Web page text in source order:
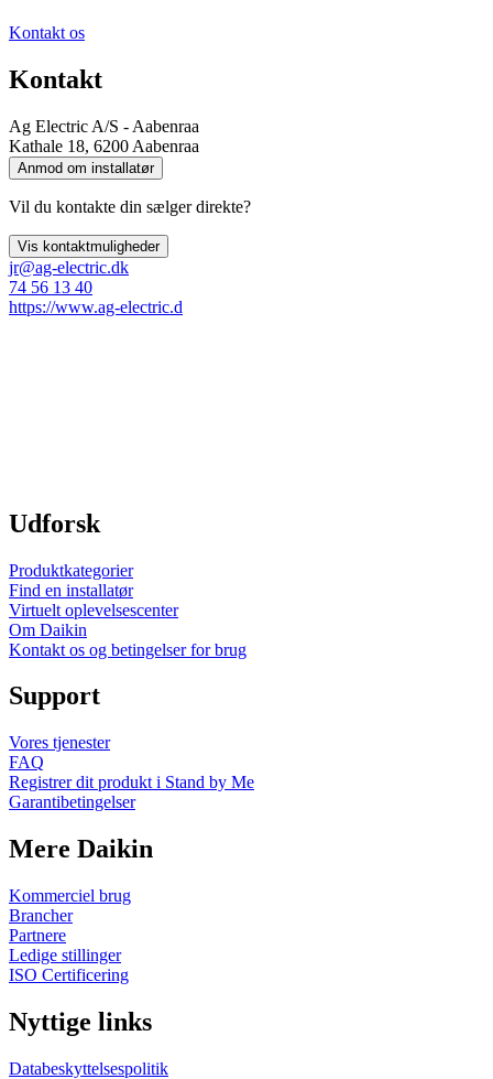
Kontakt os
Kontakt
Ag Electric A/S - Aabenraa
Kathale 18, 6200 Aabenraa
Anmod om installatør
Vil du kontakte din sælger direkte?
Vis kontaktmuligheder
jr@ag-electric.dk
74 56 13 40
https://www.ag-electric.d
Udforsk
Produktkategorier
Find en installatør
Virtuelt oplevelsescenter
Om Daikin
Kontakt os og betingelser for brug
Support
Vores tjenester
FAQ
Registrer dit produkt i Stand by Me
Garantibetingelser
Mere Daikin
Kommerciel brug
Brancher
Partnere
Ledige stillinger
ISO Certificering
Nyttige links
Databeskyttelsespolitik